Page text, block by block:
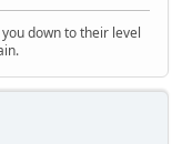
down to their level